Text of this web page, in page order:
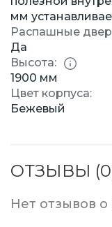
мм
Распашные
Да
Высота:
1900 мм
Цвет корпуса:
Бежевый
ОТЗЫВЫ
Нет отзывов